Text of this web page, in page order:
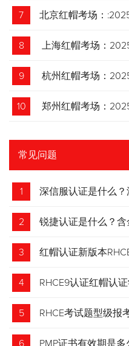
7 北京红帽考场：
8 上海红帽考场：
9 杭州红帽考场：
10 郑州红帽考场：
常见问题
1 深信服认证是什么？
2 锐捷认证是什么？含
3 红帽认证新版本
4 RHCE9认证红帽认
介绍
5 RHCE考试题型级报
考试 变化请悉知
6 PMP证书有效期是多